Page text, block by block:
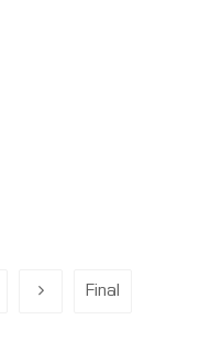
Final